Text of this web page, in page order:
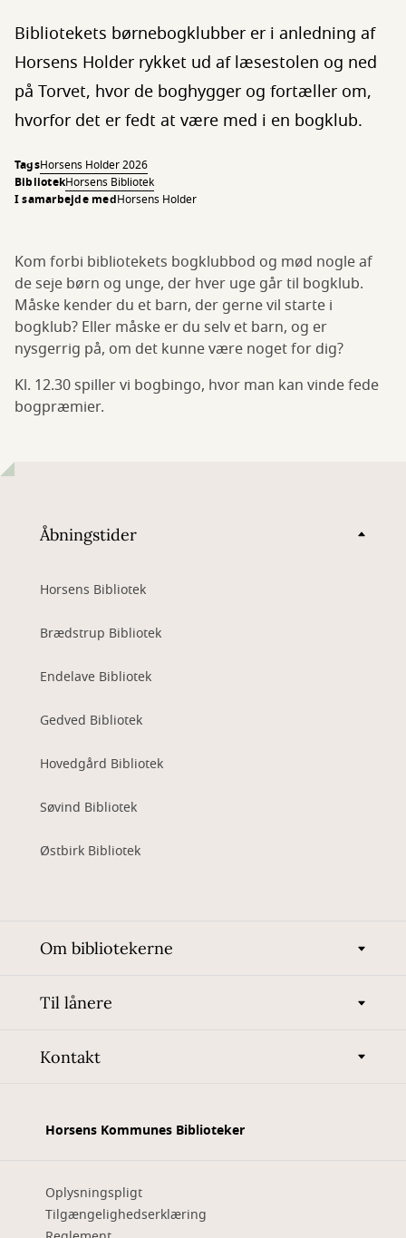
Bibliotekets børnebogklubber er i anledning af
Horsens Holder rykket ud af læsestolen og ned
på Torvet, hvor de boghygger og fortæller om,
hvorfor det er fedt at være med i en bogklub.
TagsHorsens Holder 2026
BibliotekHorsens Bibliotek
I samarbejde medHorsens Holder
Kom forbi bibliotekets bogklubbod og mød nogle af
de seje børn og unge, der hver uge går til bogklub.
Måske kender du et barn, der gerne vil starte i
bogklub? Eller måske er du selv et barn, og er
nysgerrig på, om det kunne være noget for dig?
Kl. 12.30 spiller vi bogbingo, hvor man kan vinde fede
bogpræmier.
Åbningstider
Horsens Bibliotek
Brædstrup Bibliotek
Endelave Bibliotek
Gedved Bibliotek
Hovedgård Bibliotek
Søvind Bibliotek
Østbirk Bibliotek
Om bibliotekerne
Til lånere
Kontakt
Horsens Kommunes Biblioteker
Oplysningspligt
Tilgængelighedserklæring